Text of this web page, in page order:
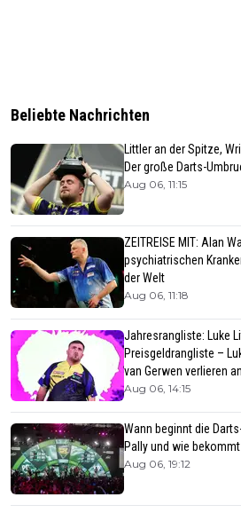
Beliebte Nachrichten
Littler an der Spitze,
Der große Darts-
Aug 06, 11:15
ZEITREISE MIT: Alan
psychiatrischen
der Welt
Aug 06, 11:18
Jahresrangliste: Luke
Preisgeldrangliste –
van Gerwen verlieren
Aug 06, 14:15
Wann beginnt die
Pally und wie
Aug 06, 19:12